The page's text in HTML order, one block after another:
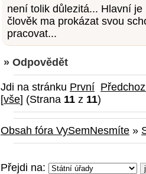
není tolik důlezitá... Hlavní
člověk ma prokázat svou
pracovat...
» Odpovědět
Jdi na stránku První
[vše] (Strana 11 z 11)
Obsah fóra VySemNesmíte »
Přejdi na: